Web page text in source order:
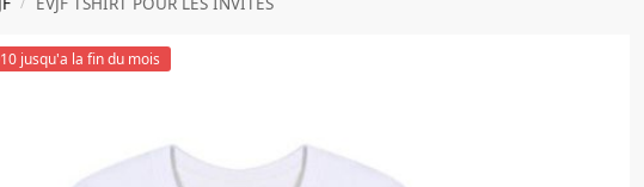
jusqu'a la fin du mois